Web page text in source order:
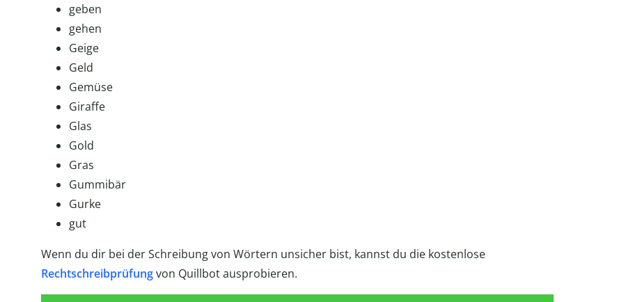
geben
gehen
Geige
Geld
Gemüse
Giraffe
Glas
Gold
Gras
Gummibär
Gurke
gut
Wenn du dir bei der Schreibung von Wörtern unsicher bist, kannst du die kostenlose
Rechtschreibprüfungvon Quillbot ausprobieren.